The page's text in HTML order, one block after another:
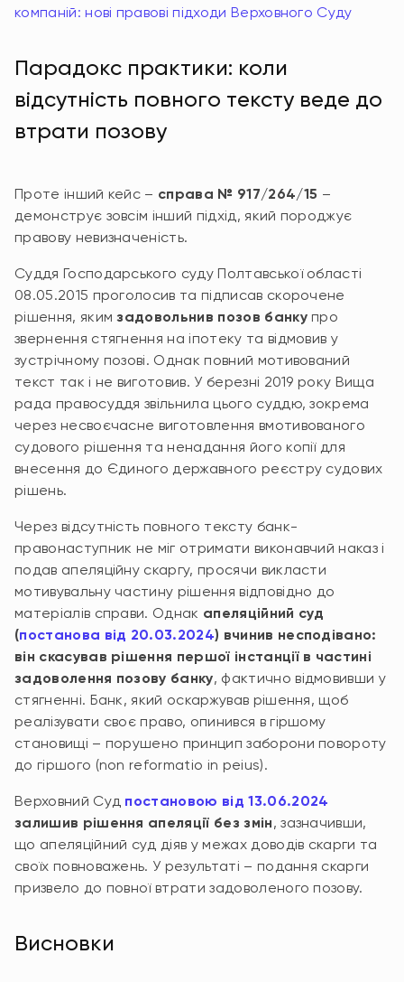
компаній: нові правові підходи Верховного Суду
Парадокс практики: коли
відсутність повного тексту веде до
втрати позову
Проте інший кейс – справа № 917/264/15 –
демонструє зовсім інший підхід, який породжує
правову невизначеність.
Суддя Господарського суду Полтавської області
08.05.2015 проголосив та підписав скорочене
рішення, якимзадовольнив позов банкупро
звернення стягнення на іпотеку та відмовив у
зустрічному позові. Однак повний мотивований
текст так і не виготовив. У березні 2019 року Вища
рада правосуддя звільнила цього суддю, зокрема
через несвоєчасне виготовлення вмотивованого
судового рішення та ненадання його копії для
внесення до Єдиного державного реєстру судових
рішень.
Через відсутність повного тексту банк-
правонаступник не міг отримати виконавчий наказ і
подав апеляційну скаргу, просячи викласти
мотивувальну частину рішення відповідно до
матеріалів справи. Однак апеляційний суд
(постанова від 20.03.2024) вчинив несподівано:
він скасував рішення першої інстанції в частині
задоволення позову банку, фактично відмовивши у
стягненні. Банк, який оскаржував рішення, щоб
реалізувати своє право, опинився в гіршому
становищі – порушено принцип заборони повороту
до гіршого (non reformatio in peius).
Верховний Суд постановою від 13.06.2024
залишив рішення апеляції без змін, зазначивши,
що апеляційний суд діяв у межах доводів скарги та
своїх повноважень. У результаті – подання скарги
призвело до повної втрати задоволеного позову.
Висновки